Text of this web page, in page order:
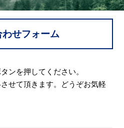
わせフォーム
ンを押してください。
せて頂きます。どうぞお気軽